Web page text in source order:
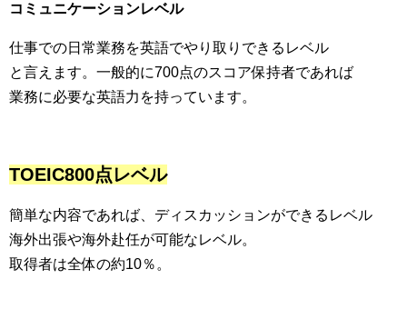
コミュニケーションレベル
仕事での日常業務を英語でやり取りできるレベル
と言えます。一般的に700点のスコア保持者であれば
業務に必要な英語力を持っています。
TOEIC800点レベル
簡単な内容であれば、ディスカッションができるレベル
海外出張や海外赴任が可能なレベル。
取得者は全体の約10％。